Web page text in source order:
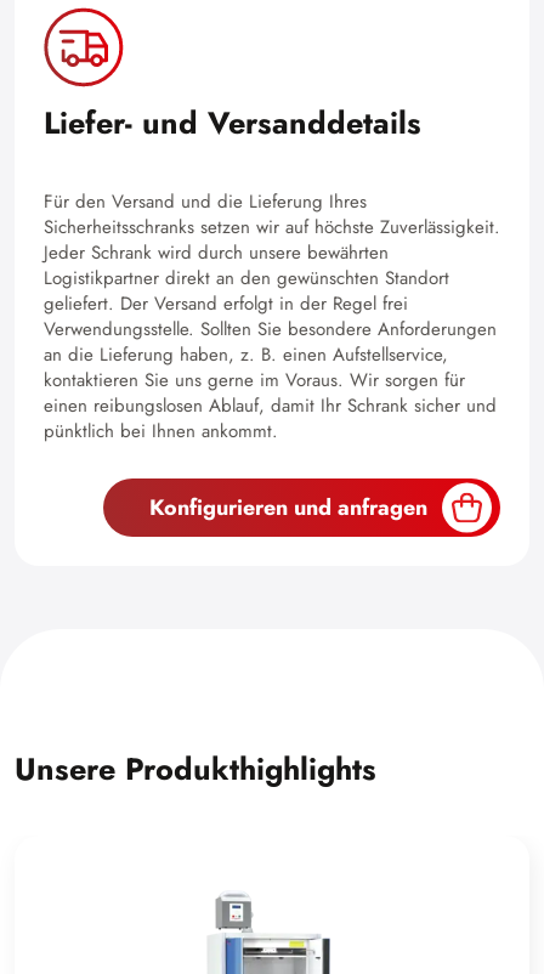
Liefer- und Versanddetails
Für den Versand und die Lieferung Ihres
Sicherheitsschranks setzen wir auf höchste Zuverlässigkeit.
Jeder Schrank wird durch unsere bewährten
Logistikpartner direkt an den gewünschten Standort
geliefert. Der Versand erfolgt in der Regel frei
Verwendungsstelle. Sollten Sie besondere Anforderungen
an die Lieferung haben, z. B. einen Aufstellservice,
kontaktieren Sie uns gerne im Voraus. Wir sorgen für
einen reibungslosen Ablauf, damit Ihr Schrank sicher und
pünktlich bei Ihnen ankommt.
Konfigurieren und anfragen
Unsere Produkthighlights